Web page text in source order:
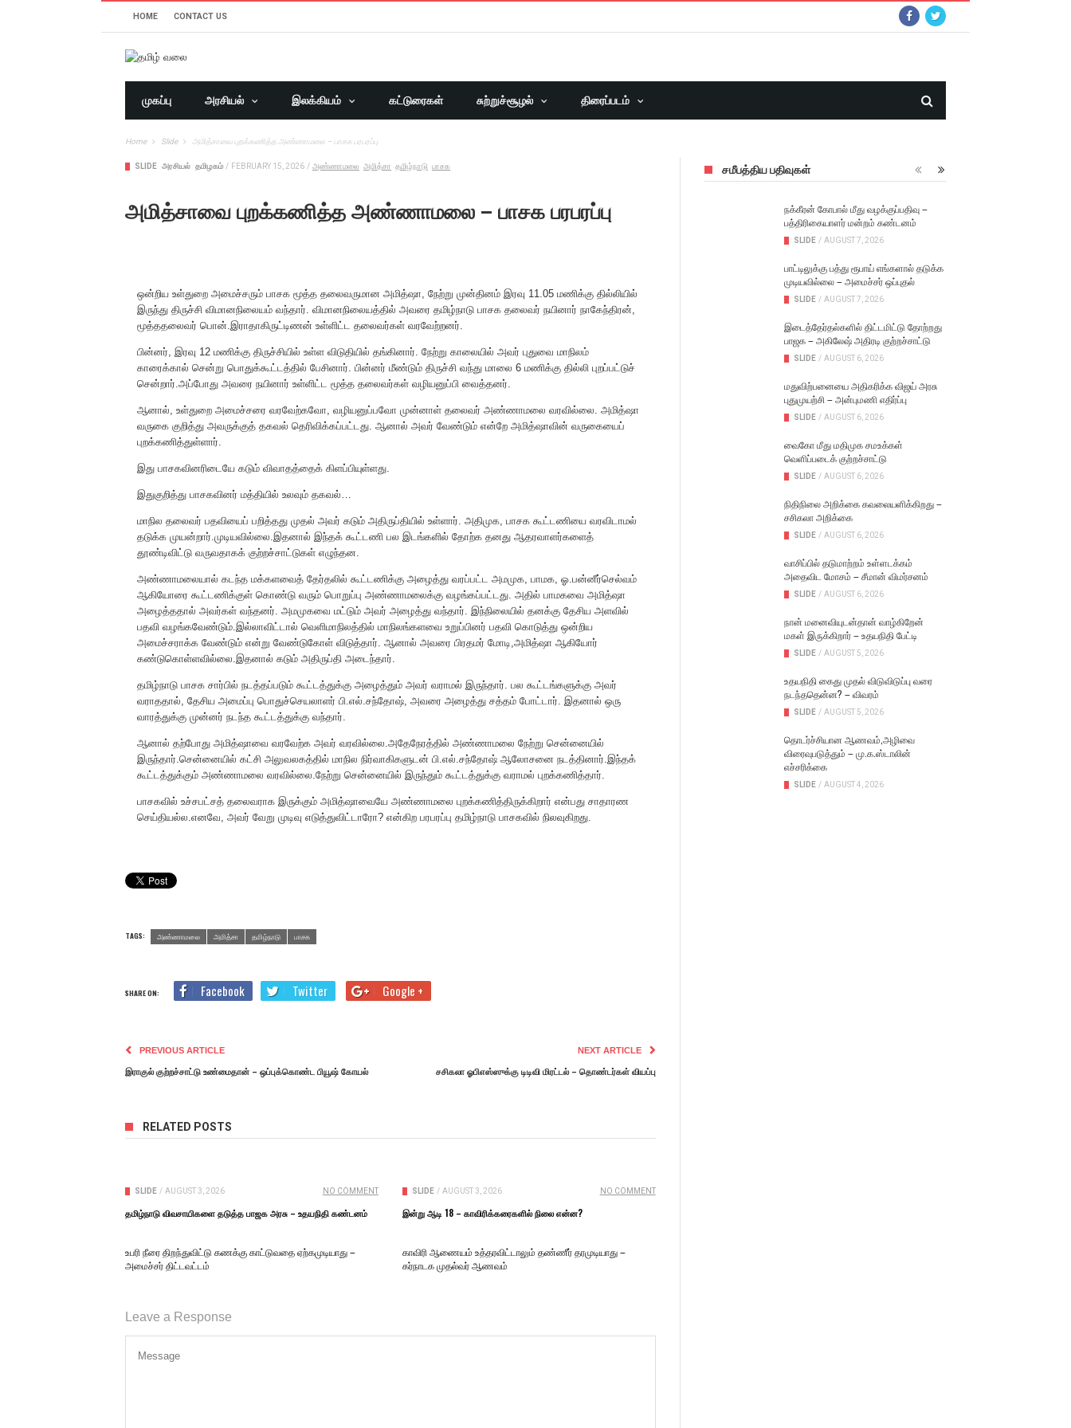
HOME CONTACT US
முகப்பு அரசியல் இலக்கியம் கட்டுரைகள் சுற்றுச்சூழல் திரைப்படம்
Home Slide அமித்சாவை புறக்கணித்த அண்ணாமலை – பாசக பரபரப்பு
SLIDE அரசியல் தமிழகம் / FEBRUARY 15, 2026 / அண்ணாமலை அமித்சா தமிழ்நாடு பாசக
அமித்சாவை புறக்கணித்த அண்ணாமலை – பாசக பரபரப்பு
ஒன்றிய உள்துறை அமைச்சரும் பாசக மூத்த தலைவருமான அமித்ஷா, நேற்று முன்தினம் இரவு 11.05 மணிக்கு தில்லியில்
இருந்து திருச்சி விமானநிலையம் வந்தார். விமானநிலையத்தில் அவரை தமிழ்நாடு பாசக தலைவர் நயினார் நாகேந்திரன்,
மூத்ததலைவர் பொன்.இராதாகிருட்டிணன் உள்ளிட்ட தலைவர்கள் வரவேற்றனர்.
பின்னர், இரவு 12 மணிக்கு திருச்சியில் உள்ள விடுதியில் தங்கினார். நேற்று காலையில் அவர் புதுவை மாநிலம்
காரைக்கால் சென்று பொதுக்கூட்டத்தில் பேசினார். பின்னர் மீண்டும் திருச்சி வந்து மாலை 6 மணிக்கு தில்லி புறப்பட்டுச்
சென்றார்.அப்போது அவரை நயினார் உள்ளிட்ட மூத்த தலைவர்கள் வழியனுப்பி வைத்தனர்.
ஆனால், உள்துறை அமைச்சரை வரவேற்கவோ, வழியனுப்பவோ முன்னாள் தலைவர் அண்ணாமலை வரவில்லை. அமித்ஷா
வருகை குறித்து அவருக்குத் தகவல் தெரிவிக்கப்பட்டது. ஆனால் அவர் வேண்டும் என்றே அமித்ஷாவின் வருகையைப்
புறக்கணித்துள்ளார்.
இது பாசகவினரிடையே கடும் விவாதத்தைக் கிளப்பியுள்ளது.
இதுகுறித்து பாசகவினர் மத்தியில் உலவும் தகவல்…
மாநில தலைவர் பதவியைப் பறித்தது முதல் அவர் கடும் அதிருப்தியில் உள்ளார். அதிமுக, பாசக கூட்டணியை வரவிடாமல்
தடுக்க முயன்றார்.முடியவில்லை.இதனால் இந்தக் கூட்டணி பல இடங்களில் தோற்க தனது ஆதரவாளர்களைத்
தூண்டிவிட்டு வருவதாகக் குற்றச்சாட்டுகள் எழுந்தன.
அண்ணாமலையால் கடந்த மக்களவைத் தேர்தலில் கூட்டணிக்கு அழைத்து வரப்பட்ட அமமுக, பாமக, ஓ.பன்னீர்செல்வம்
ஆகியோரை கூட்டணிக்குள் கொண்டு வரும் பொறுப்பு அண்ணாமலைக்கு வழங்கப்பட்டது. அதில் பாமகவை அமித்ஷா
அழைத்ததால் அவர்கள் வந்தனர். அமமுகவை மட்டும் அவர் அழைத்து வந்தார். இந்நிலையில் தனக்கு தேசிய அளவில்
பதவி வழங்கவேண்டும்.இல்லாவிட்டால் வெளிமாநிலத்தில் மாநிலங்களவை உறுப்பினர் பதவி கொடுத்து ஒன்றிய
அமைச்சராக்க வேண்டும் என்று வேண்டுகோள் விடுத்தார். ஆனால் அவரை பிரதமர் மோடி,அமித்ஷா ஆகியோர்
கண்டுகொள்ளவில்லை.இதனால் கடும் அதிருப்தி அடைந்தார்.
தமிழ்நாடு பாசக சார்பில் நடத்தப்படும் கூட்டத்துக்கு அழைத்தும் அவர் வராமல் இருந்தார். பல கூட்டங்களுக்கு அவர்
வராததால், தேசிய அமைப்பு பொதுச்செயலாளர் பி.எல்.சந்தோஷ், அவரை அழைத்து சத்தம் போட்டார். இதனால் ஒரு
வாரத்துக்கு முன்னர் நடந்த கூட்டத்துக்கு வந்தார்.
ஆனால் தற்போது அமித்ஷாவை வரவேற்க அவர் வரவில்லை.அதேநேரத்தில் அண்ணாமலை நேற்று சென்னையில்
இருந்தார்.சென்னையில் கட்சி அலுவலகத்தில் மாநில நிர்வாகிகளுடன் பி.எல்.சந்தோஷ் ஆலோசனை நடத்தினார்.இந்தக்
கூட்டத்துக்கும் அண்ணாமலை வரவில்லை.நேற்று சென்னையில் இருந்தும் கூட்டத்துக்கு வராமல் புறக்கணித்தார்.
பாசகவில் உச்சபட்சத் தலைவராக இருக்கும் அமித்ஷாவையே அண்ணாமலை புறக்கணித்திருக்கிறார் என்பது சாதாரண
செய்தியல்ல.எனவே, அவர் வேறு முடிவு எடுத்துவிட்டாரோ? என்கிற பரபரப்பு தமிழ்நாடு பாசகவில் நிலவுகிறது.
TAGS: அண்ணாமலை அமித்சா தமிழ்நாடு பாசக
SHARE ON: Facebook Twitter Google +
PREVIOUS ARTICLE
இராகுல் குற்றச்சாட்டு உண்மைதான் – ஒப்புக்கொண்ட பியூஷ் கோயல்
NEXT ARTICLE
சசிகலா ஓபிஎஸ்ஸுக்கு டிடிவி மிரட்டல் – தொண்டர்கள் வியப்பு
RELATED POSTS
SLIDE / AUGUST 3, 2026 NO COMMENT
தமிழ்நாடு விவசாயிகளை தடுத்த பாஜக அரசு – உதயநிதி கண்டனம்
SLIDE / AUGUST 3, 2026 NO COMMENT
இன்று ஆடி 18 – காவிரிக்கரைகளில் நிலை என்ன?
உபரி நீரை திறந்துவிட்டு கணக்கு காட்டுவதை ஏற்கமுடியாது –
அமைச்சர் திட்டவட்டம்
காவிரி ஆணையம் உத்தரவிட்டாலும் தண்ணீர் தரமுடியாது –
கர்நாடக முதல்வர் ஆணவம்
Leave a Response
சமீபத்திய பதிவுகள்
நக்கீரன் கோபால் மீது வழக்குப்பதிவு –
பத்திரிகையாளர் மன்றம் கண்டனம்
SLIDE / AUGUST 7, 2026
பாட்டிலுக்கு பத்து ரூபாய் எங்களால் தடுக்க
முடியவில்லை – அமைச்சர் ஒப்புதல்
SLIDE / AUGUST 7, 2026
இடைத்தேர்தல்களில் திட்டமிட்டு தோற்றது
பாஜக – அகிலேஷ் அதிரடி குற்றச்சாட்டு
SLIDE / AUGUST 6, 2026
மதுவிற்பனையை அதிகரிக்க விஜய் அரசு
புதுமுயற்சி – அன்புமணி எதிர்ப்பு
SLIDE / AUGUST 6, 2026
வைகோ மீது மதிமுக சமஉக்கள்
வெளிப்படைக் குற்றச்சாட்டு
SLIDE / AUGUST 6, 2026
நிதிநிலை அறிக்கை கவலையளிக்கிறது –
சசிகலா அறிக்கை
SLIDE / AUGUST 6, 2026
வாசிப்பில் தடுமாற்றம் உள்ளடக்கம்
அதைவிட மோசம் – சீமான் விமர்சனம்
SLIDE / AUGUST 6, 2026
நான் மனைவியுடன்தான் வாழ்கிறேன்
மகள் இருக்கிறார் – உதயநிதி பேட்டி
SLIDE / AUGUST 5, 2026
உதயநிதி கைது முதல் விடுவிடுப்பு வரை
நடந்ததென்ன? – விவரம்
SLIDE / AUGUST 5, 2026
தொடர்ச்சியான ஆணவம்,அழிவை
விரைவுபடுத்தும் – மு.க.ஸ்டாலின்
எச்சரிக்கை
SLIDE / AUGUST 4, 2026